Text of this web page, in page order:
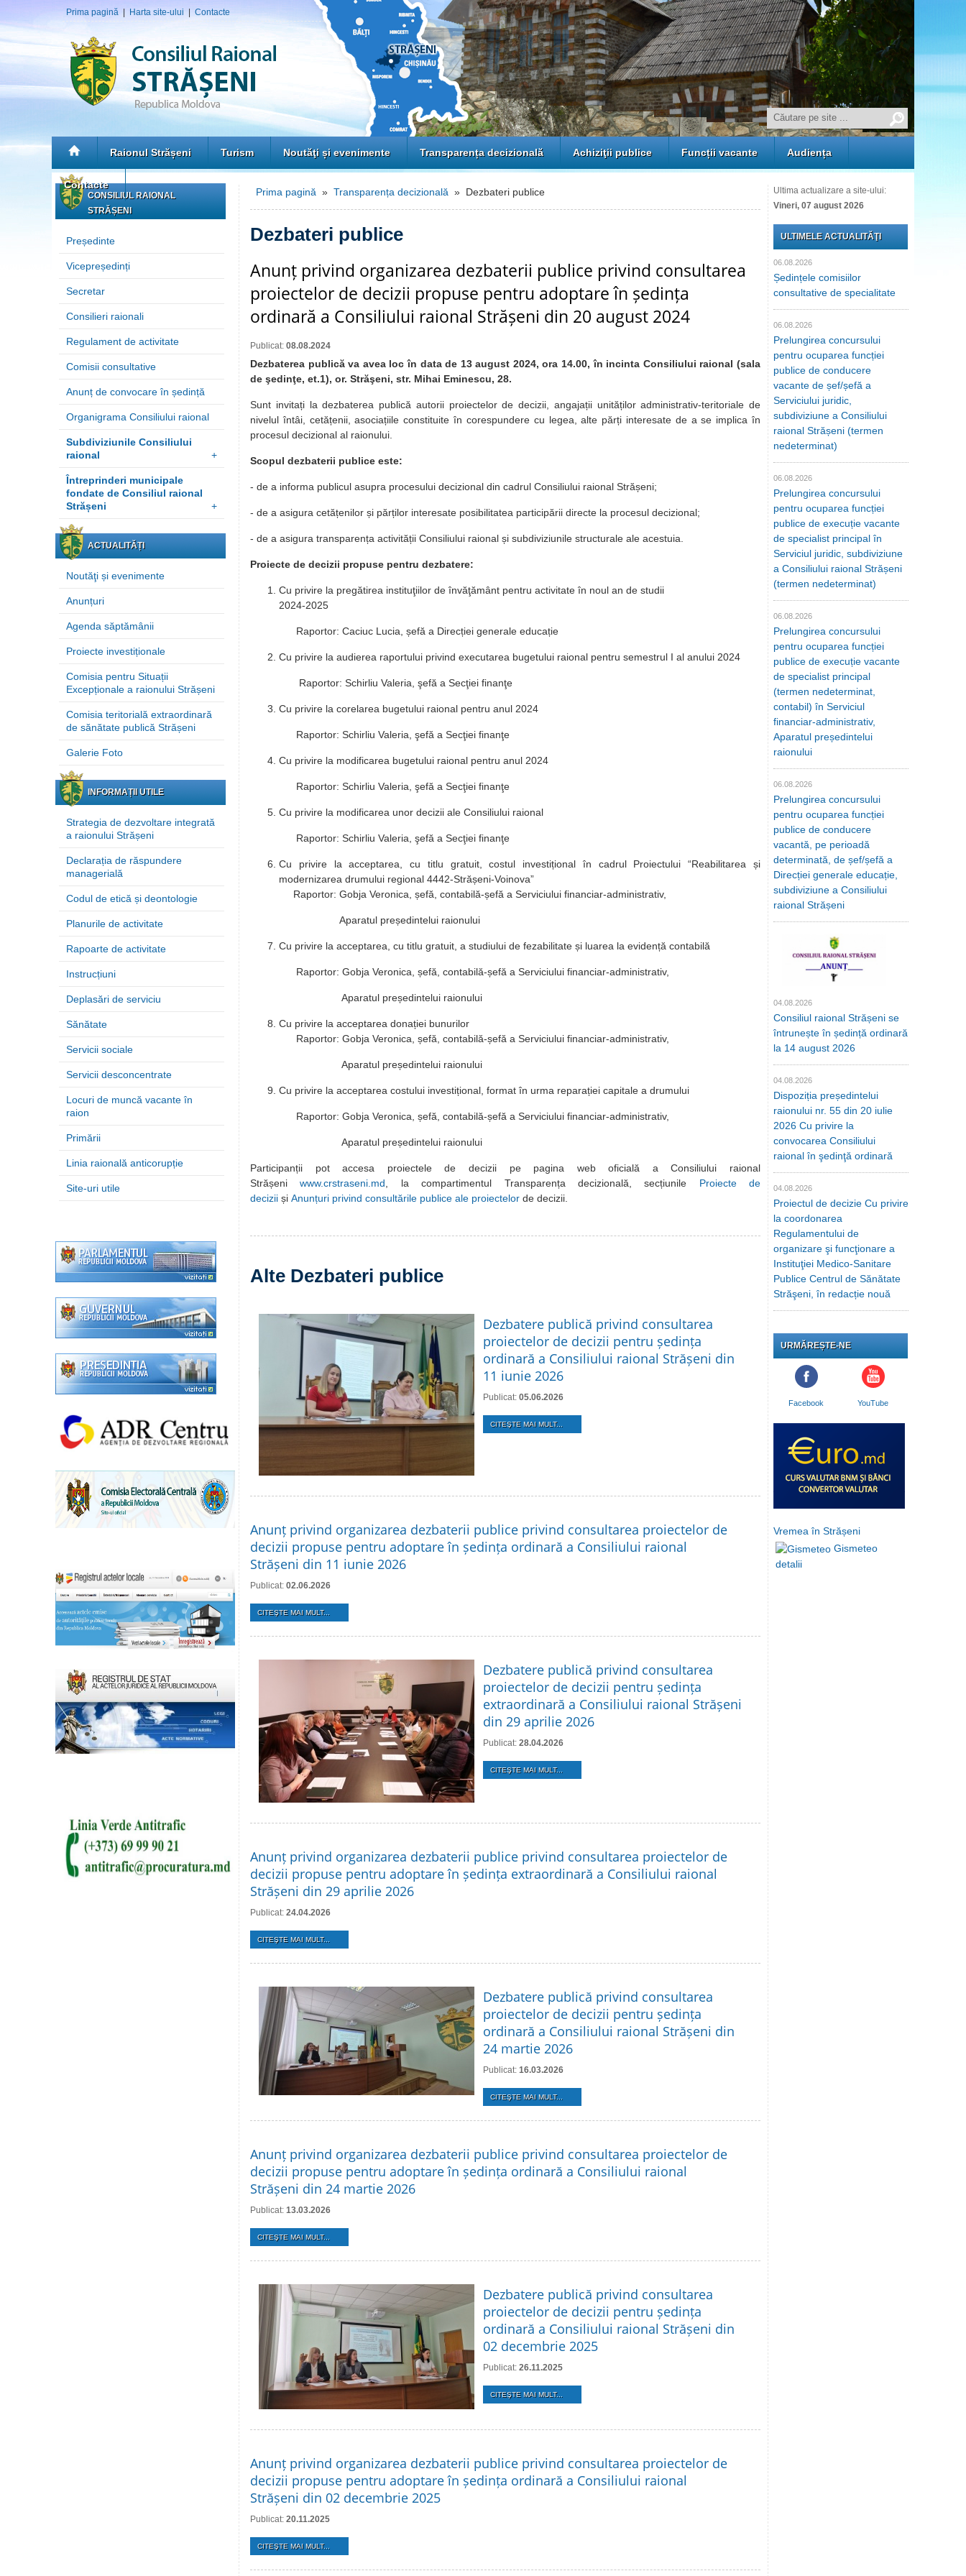
Prima pagină Harta site-ului Contacte
Raionul Strășeni Turism Noutăţi și evenimente Transparența decizională Achiziţii publice Funcții vacante Audiența
Contacte
CONSILIUL RAIONAL
STRĂȘENI
Președinte
Vicepreședinți
Secretar
Consilieri raionali
Regulament de activitate
Comisii consultative
Anunț de convocare în ședință
Organigrama Consiliului raional
Subdiviziunile Consiliului
raional
+
Întreprinderi municipale
fondate de Consiliul raional
Strășeni
+
ACTUALITĂȚI
Noutăţi și evenimente
Anunțuri
Agenda săptămânii
Proiecte investiționale
Comisia pentru Situații
Excepționale a raionului Strășeni
Comisia teritorială extraordinară
de sănătate publică Strășeni
Galerie Foto
INFORMAȚII UTILE
Strategia de dezvoltare integrată
a raionului Strășeni
Declarația de răspundere
managerială
Codul de etică și deontologie
Planurile de activitate
Rapoarte de activitate
Instrucțiuni
Deplasări de serviciu
Sănătate
Servicii sociale
Servicii desconcentrate
Locuri de muncă vacante în
raion
Primării
Linia raională anticorupție
Site-uri utile
Prima pagină » Transparența decizională » Dezbateri publice
Dezbateri publice
Anunț privind organizarea dezbaterii publice privind consultarea
proiectelor de decizii propuse pentru adoptare în ședința
ordinară a Consiliului raional Strășeni din 20 august 2024
Publicat: 08.08.2024
Dezbaterea publică va avea loc în data de 13 august 2024, ora 14.00, în incinta Consiliului raional (sala
de şedinţe, et.1), or. Străşeni, str. Mihai Eminescu, 28.
Sunt invitați la dezbaterea publică autorii proiectelor de decizii, angajații unităților administrativ-teritoriale de
nivelul întâi, cetățenii, asociațiile constituite în corespundere cu legea, alte părți interesate de a se implica în
procesul decizional al raionului.
Scopul dezbaterii publice este:
- de a informa publicul asupra procesului decizional din cadrul Consiliului raional Strășeni;
- de a asigura cetățenilor și părților interesate posibilitatea participării directe la procesul decizional;
- de a asigura transparența activității Consiliului raional și subdiviziunile structurale ale acestuia.
Proiecte de decizii propuse pentru dezbatere:
Cu privire la pregătirea instituţiilor de învăţământ pentru activitate în noul an de studii
2024-2025
Raportor: Caciuc Lucia, șefă a Direcției generale educație
Cu privire la audierea raportului privind executarea bugetului raional pentru semestrul I al anului 2024
Raportor: Schirliu Valeria, şefă a Secţiei finanţe
Cu privire la corelarea bugetului raional pentru anul 2024
Raportor: Schirliu Valeria, şefă a Secţiei finanţe
Cu privire la modificarea bugetului raional pentru anul 2024
Raportor: Schirliu Valeria, şefă a Secţiei finanţe
Cu privire la modificarea unor decizii ale Consiliului raional
Raportor: Schirliu Valeria, şefă a Secţiei finanţe
Cu privire la acceptarea, cu titlu gratuit, costul investițional în cadrul Proiectului “Reabilitarea și
modernizarea drumului regional 4442-Strășeni-Voinova”
Raportor: Gobja Veronica, șefă, contabilă-șefă a Serviciului financiar-administrativ,
Aparatul președintelui raionului
Cu privire la acceptarea, cu titlu gratuit, a studiului de fezabilitate și luarea la evidență contabilă
Raportor: Gobja Veronica, șefă, contabilă-șefă a Serviciului financiar-administrativ,
Aparatul președintelui raionului
Cu privire la acceptarea donației bunurilor
Raportor: Gobja Veronica, șefă, contabilă-șefă a Serviciului financiar-administrativ,
Aparatul președintelui raionului
Cu privire la acceptarea costului investițional, format în urma reparației capitale a drumului
Raportor: Gobja Veronica, șefă, contabilă-șefă a Serviciului financiar-administrativ,
Aparatul președintelui raionului
Participanții pot accesa proiectele de decizii pe pagina web oficială a Consiliului raional
Strășeniwww.crstraseni.md , la compartimentul Transparența decizională, secțiunile Proiecte de
decizii și Anunțuri privind consultările publice ale proiectelor de decizii.
Alte Dezbateri publice
Dezbatere publică privind consultarea
proiectelor de decizii pentru ședința
ordinară a Consiliului raional Strășeni din
11 iunie 2026
Publicat: 05.06.2026
CITEŞTE MAI MULT...
Anunț privind organizarea dezbaterii publice privind consultarea proiectelor de
decizii propuse pentru adoptare în ședința ordinară a Consiliului raional
Strășeni din 11 iunie 2026
Publicat: 02.06.2026
CITEŞTE MAI MULT...
Dezbatere publică privind consultarea
proiectelor de decizii pentru ședința
extraordinară a Consiliului raional Strășeni
din 29 aprilie 2026
Publicat: 28.04.2026
CITEŞTE MAI MULT...
Anunț privind organizarea dezbaterii publice privind consultarea proiectelor de
decizii propuse pentru adoptare în ședința extraordinară a Consiliului raional
Strășeni din 29 aprilie 2026
Publicat: 24.04.2026
CITEŞTE MAI MULT...
Dezbatere publică privind consultarea
proiectelor de decizii pentru ședința
ordinară a Consiliului raional Strășeni din
24 martie 2026
Publicat: 16.03.2026
CITEŞTE MAI MULT...
Anunț privind organizarea dezbaterii publice privind consultarea proiectelor de
decizii propuse pentru adoptare în ședința ordinară a Consiliului raional
Strășeni din 24 martie 2026
Publicat: 13.03.2026
CITEŞTE MAI MULT...
Dezbatere publică privind consultarea
proiectelor de decizii pentru ședința
ordinară a Consiliului raional Strășeni din
02 decembrie 2025
Publicat: 26.11.2025
CITEŞTE MAI MULT...
Anunț privind organizarea dezbaterii publice privind consultarea proiectelor de
decizii propuse pentru adoptare în ședința ordinară a Consiliului raional
Strășeni din 02 decembrie 2025
Publicat: 20.11.2025
CITEŞTE MAI MULT...
Ultima actualizare a site-ului:
Vineri, 07 august 2026
ULTIMELE ACTUALITĂŢI
06.08.2026
Ședințele comisiilor
consultative de specialitate
06.08.2026
Prelungirea concursului
pentru ocuparea funcției
publice de conducere
vacante de șef/șefă a
Serviciului juridic,
subdiviziune a Consiliului
raional Strășeni (termen
nedeterminat)
06.08.2026
Prelungirea concursului
pentru ocuparea funcției
publice de execuție vacante
de specialist principal în
Serviciul juridic, subdiviziune
a Consiliului raional Strășeni
(termen nedeterminat)
06.08.2026
Prelungirea concursului
pentru ocuparea funcției
publice de execuție vacante
de specialist principal
(termen nedeterminat,
contabil) în Serviciul
financiar-administrativ,
Aparatul președintelui
raionului
06.08.2026
Prelungirea concursului
pentru ocuparea funcției
publice de conducere
vacantă, pe perioadă
determinată, de șef/șefă a
Direcției generale educație,
subdiviziune a Consiliului
raional Strășeni
04.08.2026
Consiliul raional Strășeni se
întrunește în ședință ordinară
la 14 august 2026
04.08.2026
Dispoziția președintelui
raionului nr. 55 din 20 iulie
2026 Cu privire la
convocarea Consiliului
raional în şedinţă ordinară
04.08.2026
Proiectul de decizie Cu privire
la coordonarea
Regulamentului de
organizare şi funcţionare a
Instituţiei Medico-Sanitare
Publice Centrul de Sănătate
Străşeni, în redacție nouă
URMĂREȘTE-NE
Facebook YouTube
Vremea în Strășeni
Gismeteo
detalii